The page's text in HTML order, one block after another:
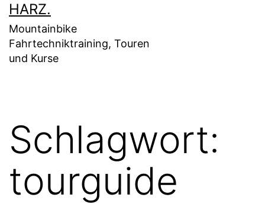
HARZ.
Mountainbike
Fahrtechniktraining, Touren
und Kurse
Schlagwort:
tourguide